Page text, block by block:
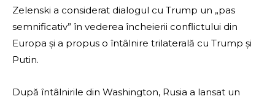
Zelenski a considerat dialogul cu Trump un „pas
semnificativ” în vederea încheierii conflictului din
Europa și a propus o întâlnire trilaterală cu Trump și
Putin.
După întâlnirile din Washington, Rusia a lansat un